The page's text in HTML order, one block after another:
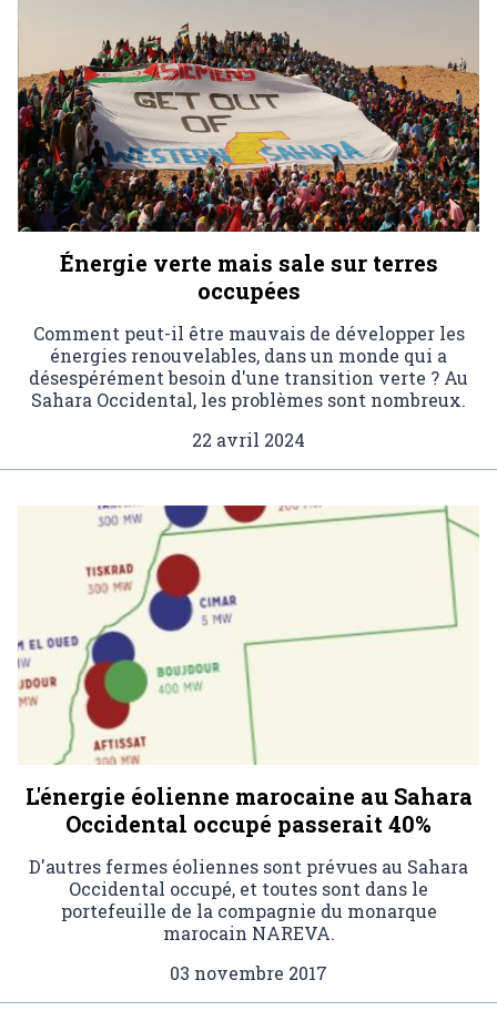
Énergie verte mais sale sur terres
occupées
Comment peut-il être mauvais de développer les
énergies renouvelables, dans un monde qui a
désespérément besoin d'une transition verte ? Au
Sahara Occidental, les problèmes sont nombreux.
22 avril 2024
L'énergie éolienne marocaine au Sahara
Occidental occupé passerait 40%
D'autres fermes éoliennes sont prévues au Sahara
Occidental occupé, et toutes sont dans le
portefeuille de la compagnie du monarque
marocain NAREVA.
03 novembre 2017